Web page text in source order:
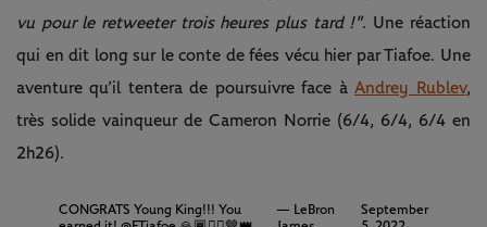
vu pour le retweeter trois heures plus tard !". Une réaction
qui en dit long sur le conte de fées vécu hier par Tiafoe. Une
aventure qu’il tentera de poursuivre face àAndrey Rublev,
très solide vainqueur de Cameron Norrie (6/4, 6/4, 6/4 en
2h26).
CONGRATS Young King!!! You
— LeBron
September